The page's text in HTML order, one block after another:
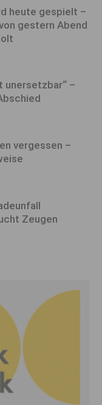
heute gespielt –
gestern Abend
unersetzbar“ –
vergessen –
Zeugen